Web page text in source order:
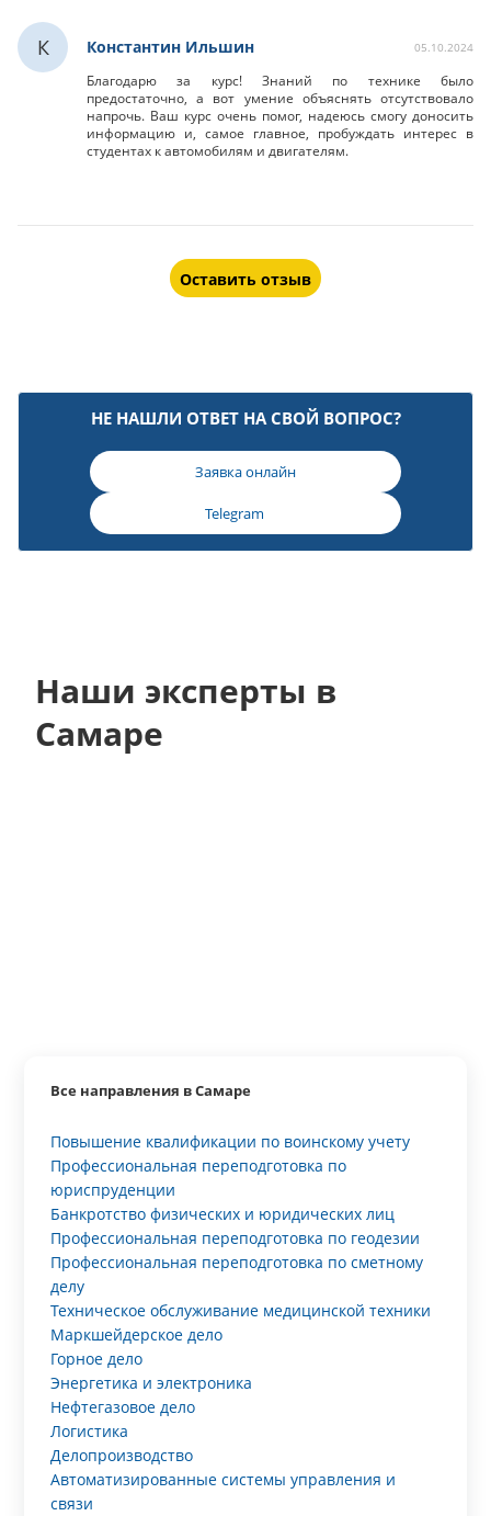
К Константин Ильшин 05.10.2024
Благодарю за курс! Знаний по технике было
предостаточно, а вот умение объяснять отсутствовало
напрочь. Ваш курс очень помог, надеюсь смогу доносить
информацию и, самое главное, пробуждать интерес в
студентах к автомобилям и двигателям.
Оставить отзыв
НЕ НАШЛИ ОТВЕТ НА СВОЙ ВОПРОС?
Заявка онлайн
Telegram
Наши эксперты в
Самаре
Все направления в Самаре
Повышение квалификации по воинскому учету
Профессиональная переподготовка по
юриспруденции
Банкротство физических и юридических лиц
Профессиональная переподготовка по геодезии
Профессиональная переподготовка по сметному
делу
Техническое обслуживание медицинской техники
Маркшейдерское дело
Горное дело
Энергетика и электроника
Нефтегазовое дело
Логистика
Делопроизводство
Автоматизированные системы управления и
связи